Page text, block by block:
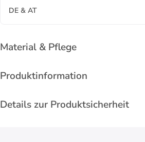
DE & AT
Material & Pflege
Produktinformation
Details zur Produktsicherheit